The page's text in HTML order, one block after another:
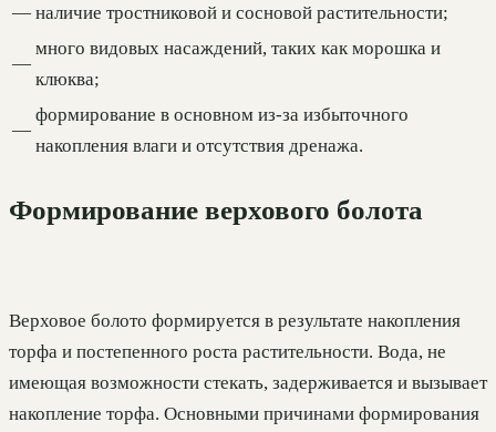
— наличие тростниковой и сосновой растительности;
—
много видовых насаждений, таких как морошка и
клюква;
—
формирование в основном из-за избыточного
накопления влаги и отсутствия дренажа.
Формирование верхового болота
Верховое болото формируется в результате накопления
торфа и постепенного роста растительности. Вода, не
имеющая возможности стекать, задерживается и вызывает
накопление торфа. Основными причинами формирования